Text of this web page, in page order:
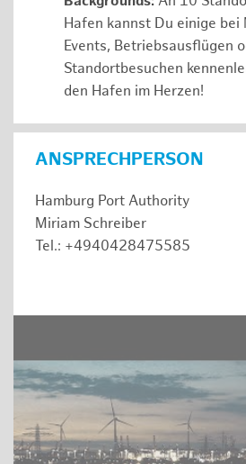
Hafen kannst Du einige bei
Events, Betriebsausflügen
Standortbesuchen
den Hafen im Herzen!
ANSPRECHPERSON
Hamburg Port Authority
Miriam Schreiber
Tel.: +4940428475585